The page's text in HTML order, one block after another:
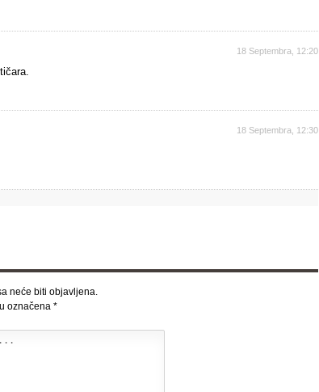
18 Septembra, 12:20
18 Septembra, 12:30
neće biti objavljena.
označena *